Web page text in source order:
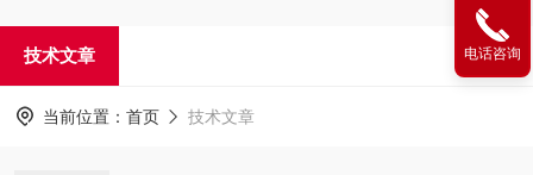
技术文章
当前位置： 首页 技术文章
电话咨询